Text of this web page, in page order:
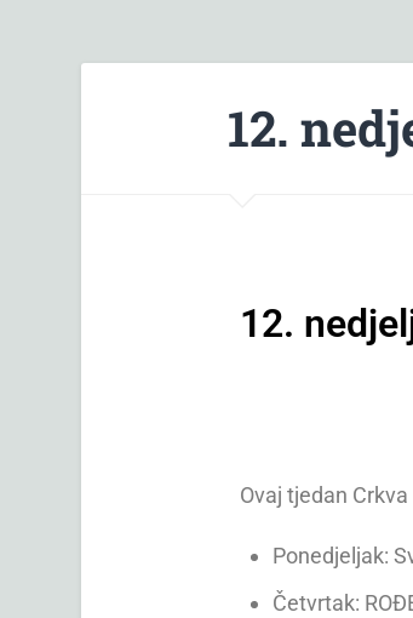
12.
12.
Ovaj tjedan Crkva
Ponedjeljak:
Četvrtak: